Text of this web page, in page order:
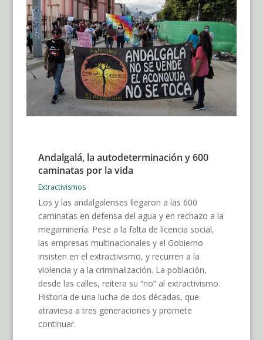
Andalgalá, la autodeterminación y 600
caminatas por la vida
Extractivismos
Los y las andalgalenses llegaron a las 600
caminatas en defensa del agua y en rechazo a la
megaminería. Pese a la falta de licencia social,
las empresas multinacionales y el Gobierno
insisten en el extractivismo, y recurren a la
violencia y a la criminalización. La población,
desde las calles, reitera su “no” al extractivismo.
Historia de una lucha de dos décadas, que
atraviesa a tres generaciones y promete
continuar.